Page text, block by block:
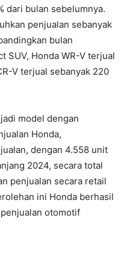
dari bulan sebelumnya.
penjualan sebanyak
bulan
SUV, Honda WR-V terjual
V terjual sebanyak 220
model dengan
Honda,
dengan 4.558 unit
2024, secara total
penjualan secara retail
ini Honda berhasil
otomotif